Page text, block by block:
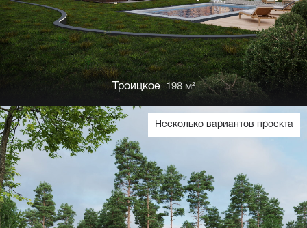
Троицкое 198 м²
Несколько вариантов проекта